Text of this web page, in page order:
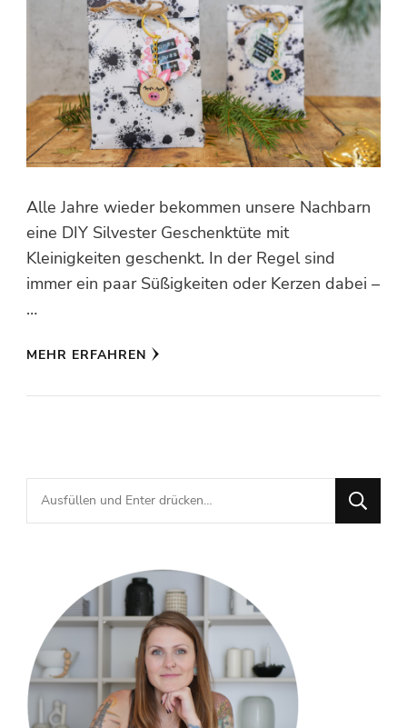
Alle Jahre wieder bekommen unsere Nachbarn
eine DIY Silvester Geschenktüte mit
Kleinigkeiten geschenkt. In der Regel sind
immer ein paar Süßigkeiten oder Kerzen dabei –
…
MEHR ERFAHREN
Suchst
du